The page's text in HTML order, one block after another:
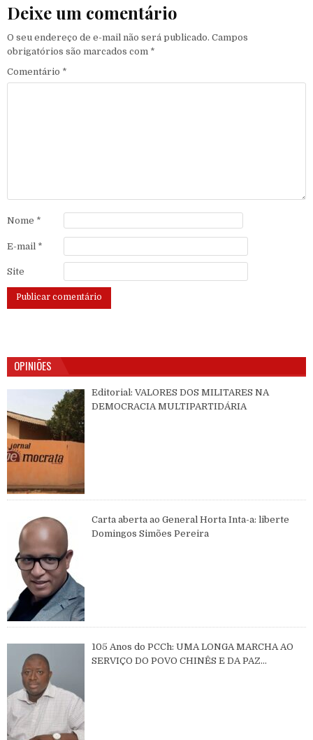
Deixe um comentário
O seu endereço de e-mail não será publicado. Campos
obrigatórios são marcados com *
Comentário *
Nome *
E-mail *
Site
OPINIÕES
Editorial: VALORES DOS MILITARES NA
DEMOCRACIA MULTIPARTIDÁRIA
Carta aberta ao General Horta Inta-a: liberte
Domingos Simões Pereira
105 Anos do PCCh: UMA LONGA MARCHA AO
SERVIÇO DO POVO CHINÊS E DA PAZ